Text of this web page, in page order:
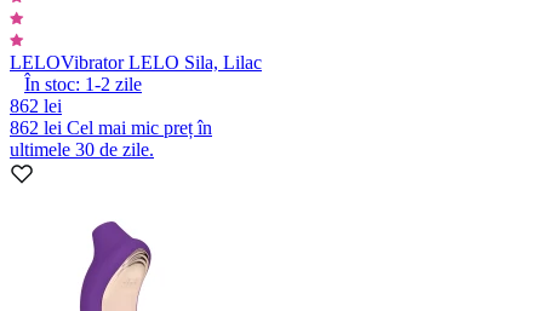
LELOVibrator LELO Sila, Lilac
În stoc: 1-2 zile
862 lei
862 lei Cel mai mic preț în
ultimele 30 de zile.